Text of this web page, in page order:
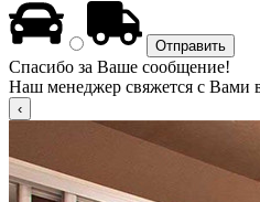
Спасибо за Ваше сообщение!
Наш менеджер свяжется с Вами